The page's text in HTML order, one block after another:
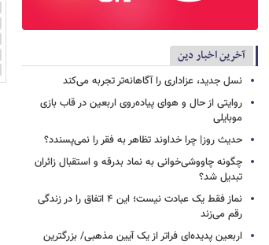
آخرین اخبار دین
نسل جدید، عزاداری را آگاهانه‌تر تجربه می‌کند
روایتی از حال و هوای پیاده‌روی اربعین در قاب بازی
موبایلی
حدیث روز| چرا خداوند تظاهر به فقر را نمی‌پسندد؟
چگونه چاووشی‌خوانی به نماد بدرقه و استقبال زائران
تبدیل شد؟
نماز فقط یک عبادت نیست؛ این ۴ اتفاق را در زندگی
رقم می‌زند
اربعین پدیده‌ای فراتر از یک آیین مذهبی/ بزرگترین